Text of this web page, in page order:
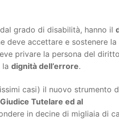
grado di disabilità, hanno il
deve accettare e sostenere la
privare la persona del
la dignità dell’errore.
casi) il nuovo strumento
Tutelare ed al
in decine di migliaia di